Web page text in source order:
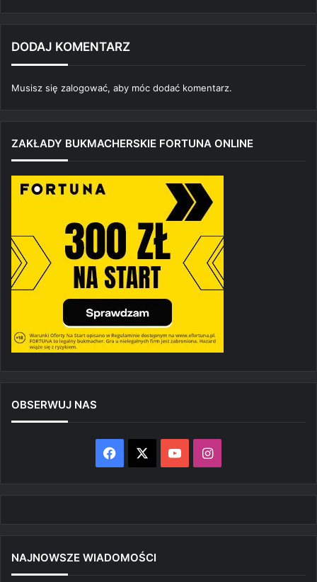
DODAJ KOMENTARZ
Musisz się zalogować, aby móc dodać komentarz.
ZAKŁADY BUKMACHERSKIE FORTUNA ONLINE
OBSERWUJ NAS
Facebook YouTubeInstagram
NAJNOWSZE WIADOMOŚCI